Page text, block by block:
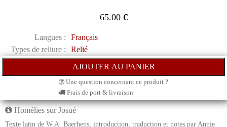
65.00€
Langues :
Français
Types de reliure :
Relié
Une question concernant ce produit ?
Frais de port & livraison
Homélies sur Josué
Texte latin de W.A. Baerhens, introduction, traduction et notes par Annie